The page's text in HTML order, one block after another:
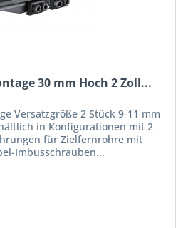
30 mm Hoch 2 Zoll...
Versatzgröße 2 Stück 9-11 mm
in Konfigurationen mit 2
für Zielfernrohre mit
Imbusschrauben...